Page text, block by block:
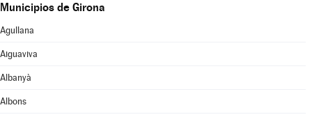
Municipios de Girona
Agullana
Aiguaviva
Albanyà
Albons